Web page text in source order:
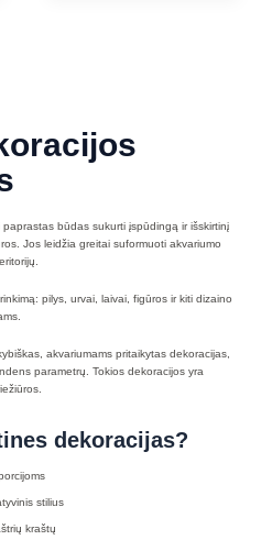
būdas sukurti įspūdingą ir išskirtinį
Jos leidžia greitai suformuoti akvariumo
pilys, urvai, laivai, figūros ir kiti dizaino
akvariumams pritaikytas dekoracijas,
parametrų. Tokios dekoracijos yra
dekoracijas?
stilius
kraštų